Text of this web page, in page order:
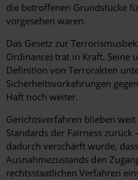
die betroffenen Grundstücke
vorgesehen waren.
Das Gesetz zur
Ordinance) trat in Kraft. Seine
Definition von Terrorakten
Sicherheitsvorkehrungen
Haft noch weiter.
Gerichtsverfahren blieben
Standards der Fairness zurück
dadurch verschärft wurde,
Ausnahmezustands den
rechtsstaatlichen Verfahren